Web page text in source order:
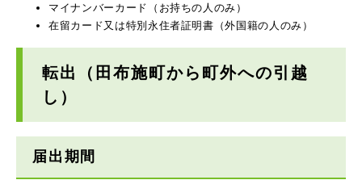
マイナンバーカード（お持ちの人のみ）
在留カード又は特別永住者証明書（外国籍の人のみ）
転出
（田布施町から町外への引越
し）
届出期間